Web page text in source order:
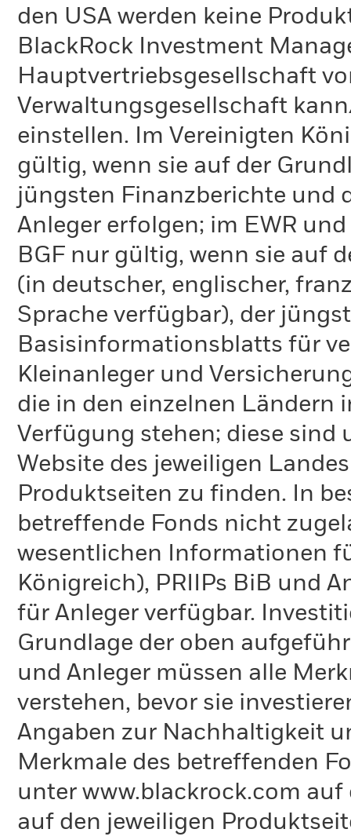
den USA werden keine
BlackRock Investment
Hauptvertriebsgesellschaft
Verwaltungsgesellschaft
einstellen. Im Vereinigten
gültig, wenn sie auf der
jüngsten Finanzberichte und
Anleger erfolgen; im EWR
BGF nur gültig, wenn sie auf
(in deutscher, englischer,
Sprache verfügbar), der
Basisinformationsblatts für
Kleinanleger und
die in den einzelnen Ländern
Verfügung stehen; diese sind
Website des jeweiligen
Produktseiten zu finden. In
betreffende Fonds nicht
wesentlichen Informationen
Königreich), PRIIPs BiB und
für Anleger verfügbar.
Grundlage der oben
und Anleger müssen alle
verstehen, bevor sie
Angaben zur Nachhaltigkeit
Merkmale des betreffenden
unter www.blackrock.com auf
auf den jeweiligen